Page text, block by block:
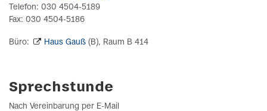
Telefon: 030 4504-5189
Fax: 030 4504-5186
Büro: Haus Gauß (B), Raum B 414
Sprechstunde
Nach Vereinbarung per E-Mail